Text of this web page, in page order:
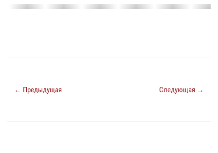
← Предыдущая Следующая →